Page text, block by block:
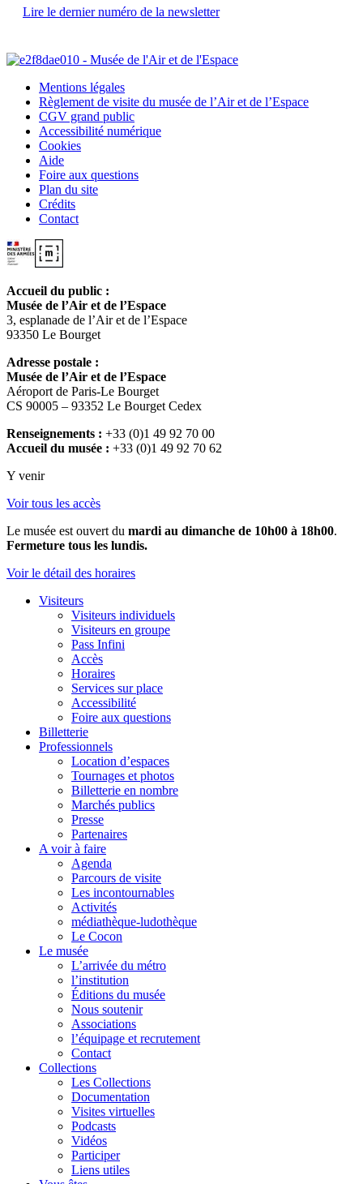
Lire le dernier numéro de la newsletter
Mentions légales
Règlement de visite du musée de l’Air et de l’Espace
CGV grand public
Accessibilité numérique
Cookies
Aide
Foire aux questions
Plan du site
Crédits
Contact
Accueil du public :
Musée de l’Air et de l’Espace
3, esplanade de l’Air et de l’Espace
93350 Le Bourget
Adresse postale :
Musée de l’Air et de l’Espace
Aéroport de Paris-Le Bourget
CS 90005 – 93352 Le Bourget Cedex
Renseignements : +33 (0)1 49 92 70 00
Accueil du musée : +33 (0)1 49 92 70 62
Y venir
Voir tous les accès
Le musée est ouvert du mardi au dimanche de 10h00 à 18h00.
Fermeture tous les lundis.
Voir le détail des horaires
Visiteurs
Visiteurs individuels
Visiteurs en groupe
Pass Infini
Accès
Horaires
Services sur place
Accessibilité
Foire aux questions
Billetterie
Professionnels
Location d’espaces
Tournages et photos
Billetterie en nombre
Marchés publics
Presse
Partenaires
A voir à faire
Agenda
Parcours de visite
Les incontournables
Activités
médiathèque-ludothèque
Le Cocon
Le musée
L’arrivée du métro
l’institution
Éditions du musée
Nous soutenir
Associations
l’équipage et recrutement
Contact
Collections
Les Collections
Documentation
Visites virtuelles
Podcasts
Vidéos
Participer
Liens utiles